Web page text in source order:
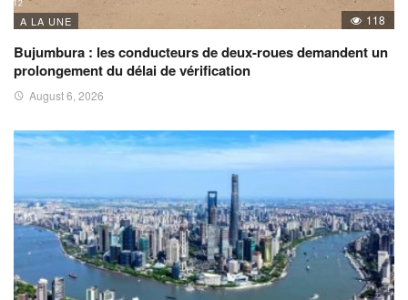
A LA UNE 118
Bujumbura : les conducteurs de deux-roues demandent un
prolongement du délai de vérification
August 6, 2026